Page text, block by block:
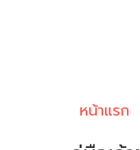
หน้าแรก